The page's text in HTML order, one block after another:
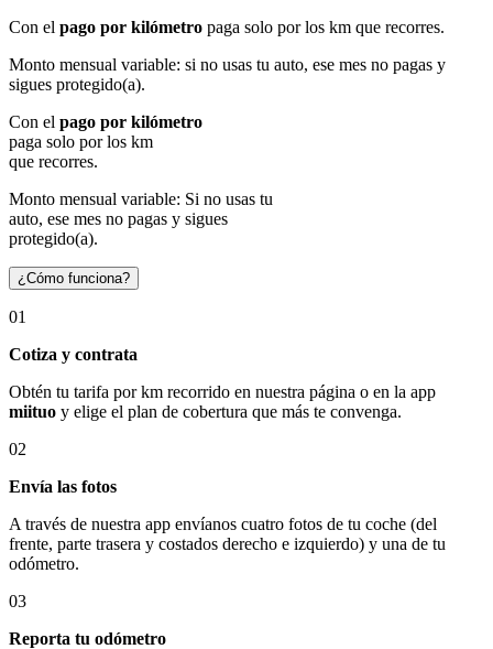
Con el pago por kilómetro paga solo por los km que recorres.
Monto mensual variable: si no usas tu auto, ese mes no pagas y
sigues protegido(a).
Con el pago por kilómetro
paga solo por los km
que recorres.
Monto mensual variable: Si no usas tu
auto, ese mes no pagas y sigues
protegido(a).
¿Cómo funciona?
01
Cotiza y contrata
Obtén tu tarifa por km recorrido en nuestra página o en la app
miituo y elige el plan de cobertura que más te convenga.
02
Envía las fotos
A través de nuestra app envíanos cuatro fotos de tu coche (del
frente, parte trasera y costados derecho e izquierdo) y una de tu
odómetro.
03
Reporta tu odómetro